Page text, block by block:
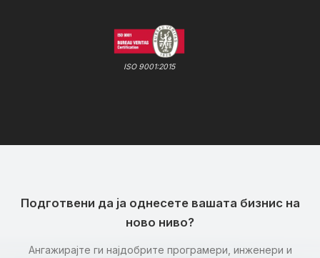
ISO 9001:2015
Подготвени да ја однесете вашата бизнис на
ново ниво?
Ангажирајте ги најдобрите програмери, инженери и